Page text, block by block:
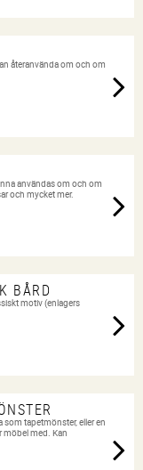
återanvända om och om
användas om och om
och mycket mer.
BÅRD
motiv (enlagers
tapetmönster, eller en
möbel med. Kan